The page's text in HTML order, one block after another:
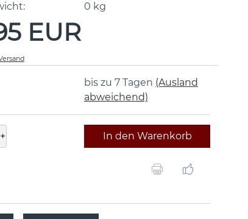
0 kg
EUR
bis zu 7 Tagen (Ausland
abweichend)
+ In den Warenkorb